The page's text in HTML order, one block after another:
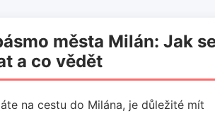
města Milán: Jak
a co vědět
na cestu do Milána, je důležité mít